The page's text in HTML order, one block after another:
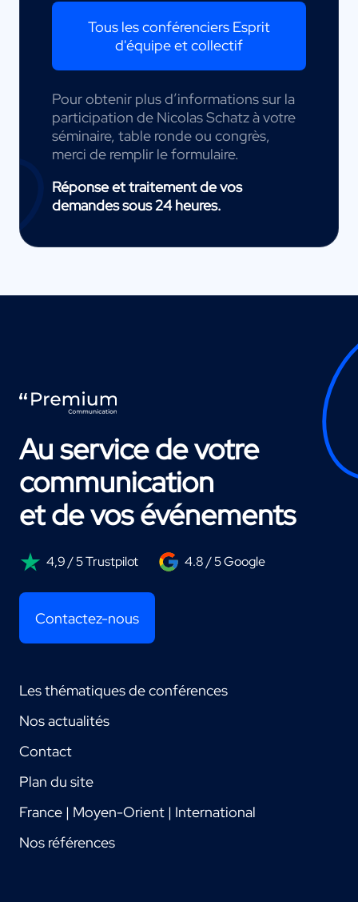
Tous les conférenciers Esprit
d'équipe et collectif
Pour obtenir plus d’informations sur la
participation de Nicolas Schatz à votre
séminaire, table ronde ou congrès,
merci de remplir le formulaire.
Réponse et traitement de vos
demandes sous 24 heures.
Au service de votre
communication
et de vos événements
4,9 / 5 Trustpilot 4.8 / 5 Google
Contactez-nous
Les thématiques de conférences
Nos actualités
Contact
Plan du site
France | Moyen-Orient | International
Nos références